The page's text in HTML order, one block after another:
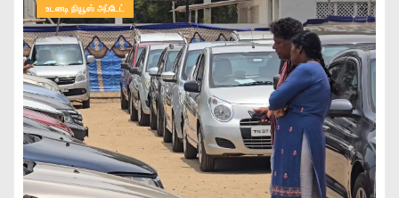
உடனடி நியூஸ் அப்டேட்